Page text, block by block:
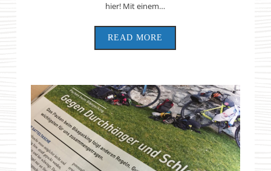
hier! Mit einem…
READ MORE